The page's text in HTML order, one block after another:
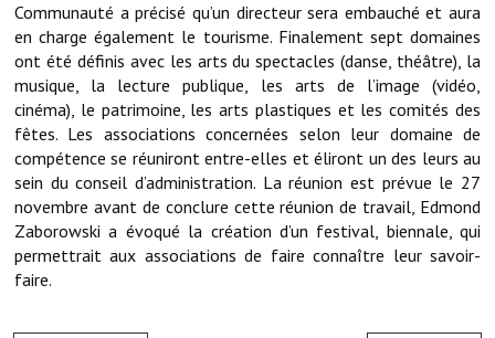
Procès verbaux des conseils municipaux
Communication
Le bulletin municipal : Fressinfo & Le Fressinois
Toutes les publications
Le village dans l'intercommunalité
Communauté de communes
Communauté a précisé qu’un directeur sera embauché et aura
en charge également le tourisme. Finalement sept domaines
ont été définis avec les arts du spectacles (danse, théâtre), la
musique, la lecture publique, les arts de l’image (vidéo,
cinéma), le patrimoine, les arts plastiques et les comités des
fêtes. Les associations concernées selon leur domaine de
compétence se réuniront entre-elles et éliront un des leurs au
sein du conseil d’administration. La réunion est prévue le 27
novembre avant de conclure cette réunion de travail, Edmond
Zaborowski a évoqué la création d’un festival, biennale, qui
permettrait aux associations de faire connaître leur savoir-
faire.